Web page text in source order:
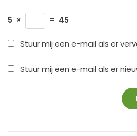
5 × = 45
Stuur mij een e-mail als er
Stuur mij een e-mail als er